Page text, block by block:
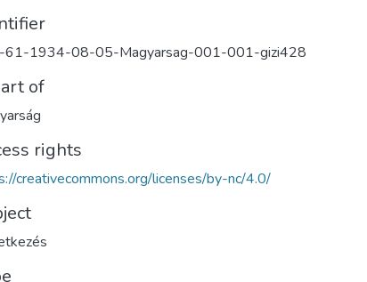
1934-08-05-Magyarsag-001-001-gizi428
of
rights
creativecommons.org/licenses/by-nc/4.0/